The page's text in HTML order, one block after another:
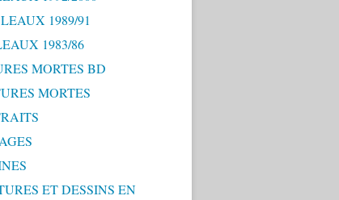
1989/91
1983/86
MORTES BD
MORTES
ET DESSINS EN